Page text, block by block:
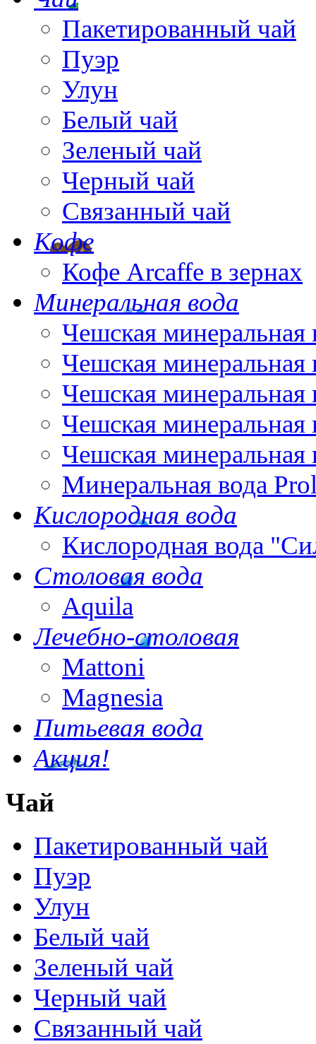
Пакетированный чай
Пуэр
Улун
Белый чай
Зеленый чай
Черный чай
Связанный чай
Кофе
Кофе Arcaffe в зернах
Минеральная вода
Чешская минеральная
Чешская минеральная
Чешская минеральная
Чешская минеральная
Чешская минеральная
Минеральная вода
Кислородная вода
Кислородная вода
Столовая вода
Aquila
Лечебно-столовая
Mattoni
Magnesia
Питьевая вода
Акция!
Чай
Пакетированный чай
Пуэр
Улун
Белый чай
Зеленый чай
Черный чай
Связанный чай